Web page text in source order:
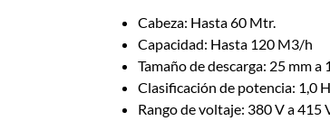
Cabeza: Hasta 60 Mtr.
Capacidad: Hasta 120 M3/h
Tamaño de descarga: 25 mm a
Clasificación de potencia: 1,0
Rango de voltaje: 380 V a 415